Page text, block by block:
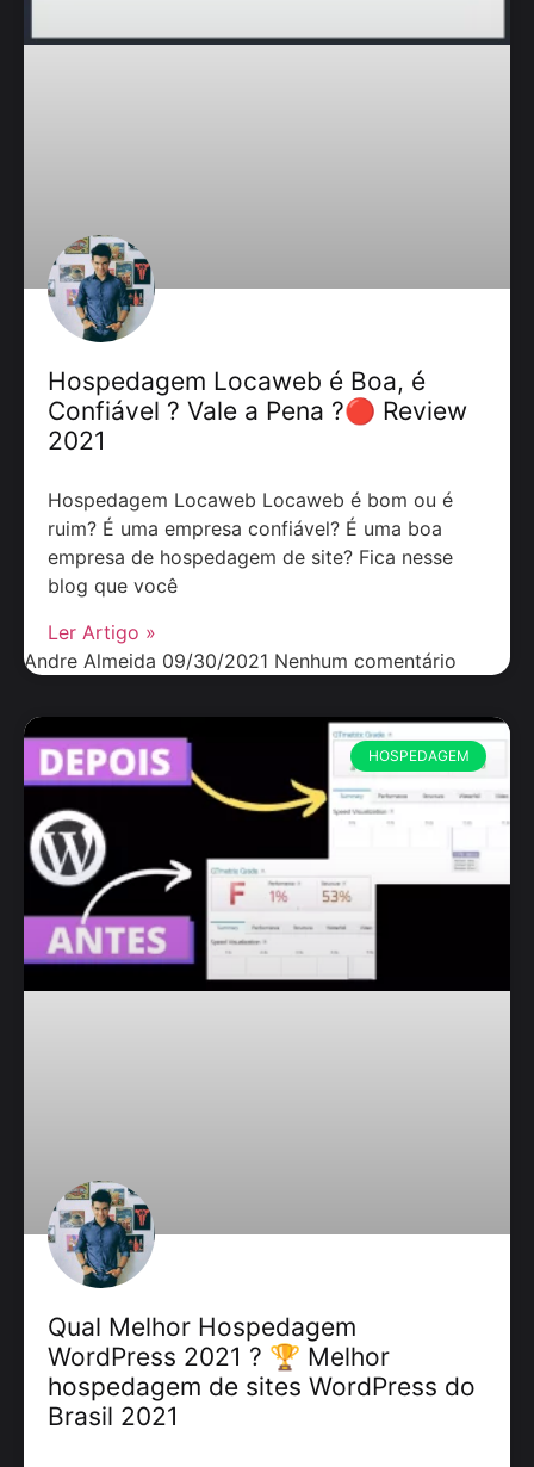
Hospedagem Locaweb é Boa, é
Confiável ? Vale a Pena ?🔴 Review
2021
Hospedagem Locaweb Locaweb é bom ou é
ruim? É uma empresa confiável? É uma boa
empresa de hospedagem de site? Fica nesse
blog que você
Ler Artigo »
Andre Almeida 09/30/2021 Nenhum comentário
HOSPEDAGEM
Qual Melhor Hospedagem
WordPress 2021 ? 🏆 Melhor
hospedagem de sites WordPress do
Brasil 2021